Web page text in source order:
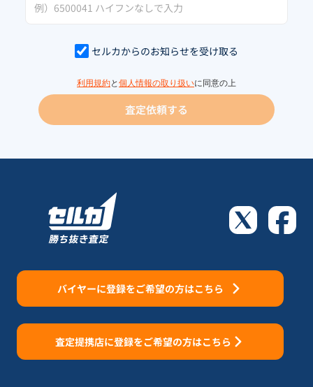
セルカからのお知らせを受け取る
利用規約と 個人情報の取り扱いに同意の上
査定依頼する
バイヤーに登録をご希望の方はこちら
査定提携店に登録をご希望の方はこちら